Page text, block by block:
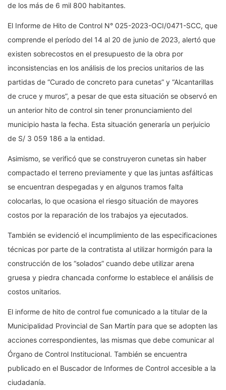
de los más de 6 mil 800 habitantes.
El Informe de Hito de Control N° 025-2023-OCI/0471-SCC, que
comprende el período del 14 al 20 de junio de 2023, alertó que
existen sobrecostos en el presupuesto de la obra por
inconsistencias en los análisis de los precios unitarios de las
partidas de “Curado de concreto para cunetas” y “Alcantarillas
de cruce y muros”, a pesar de que esta situación se observó en
un anterior hito de control sin tener pronunciamiento del
municipio hasta la fecha. Esta situación generaría un perjuicio
de S/ 3 059 186 a la entidad.
Asimismo, se verificó que se construyeron cunetas sin haber
compactado el terreno previamente y que las juntas asfálticas
se encuentran despegadas y en algunos tramos falta
colocarlas, lo que ocasiona el riesgo situación de mayores
costos por la reparación de los trabajos ya ejecutados.
También se evidenció el incumplimiento de las especificaciones
técnicas por parte de la contratista al utilizar hormigón para la
construcción de los “solados” cuando debe utilizar arena
gruesa y piedra chancada conforme lo establece el análisis de
costos unitarios.
El informe de hito de control fue comunicado a la titular de la
Municipalidad Provincial de San Martín para que se adopten las
acciones correspondientes, las mismas que debe comunicar al
Órgano de Control Institucional. También se encuentra
publicado en el Buscador de Informes de Control accesible a la
ciudadanía.